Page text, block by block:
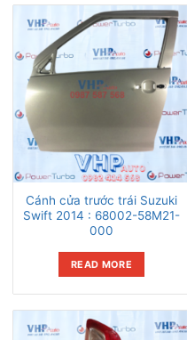
Cánh cửa trước trái Suzuki
Swift 2014 : 68002-58M21-
000
READ MORE